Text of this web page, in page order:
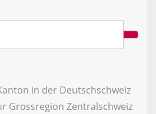
in der Deutschschweiz
Grossregion Zentralschweiz